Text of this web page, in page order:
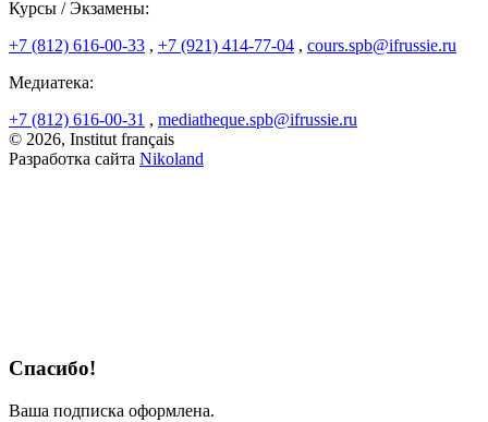
Курсы / Экзамены:
+7 (812) 616-00-33 , +7 (921) 414-77-04 , cours.spb@ifrussie.ru
Медиатека:
+7 (812) 616-00-31 , mediatheque.spb@ifrussie.ru
© 2026, Institut français
Разработка сайта Nikoland
Спасибо!
Ваша подписка оформлена.